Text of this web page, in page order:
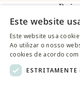
Este website
Este website usa
Ao utilizar o nosso
cookies de acordo
ESTRITAMENTE